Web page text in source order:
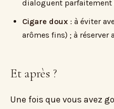
dialoguent parfaitement
Cigare doux : à éviter
arômes fins) ; à réserver
Et après ?
Une fois que vous avez